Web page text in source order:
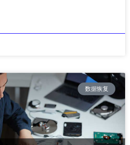
数据恢复